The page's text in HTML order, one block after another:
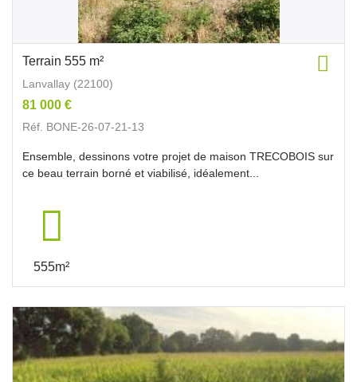
Terrain 555 m²
Lanvallay (22100)
81 000 €
Réf. BONE-26-07-21-13
Ensemble, dessinons votre projet de maison TRECOBOIS sur
ce beau terrain borné et viabilisé, idéalement...
555m²